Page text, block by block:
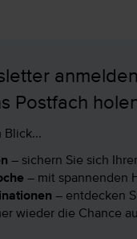
Postfach
Blick...
– sichern Sie sich
– mit spannenden
– entdecken
wieder die Chance